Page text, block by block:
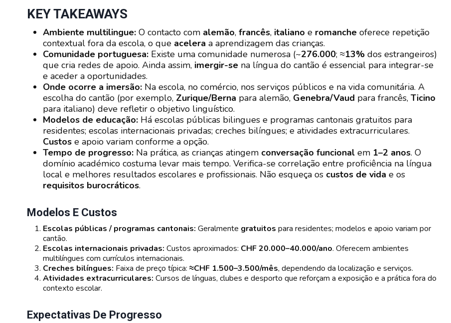
KEY TAKEAWAYS
Ambiente multilingue: O contacto com alemão, francês, italiano e romanche oferece repetição
contextual fora da escola, o que acelera a aprendizagem das crianças.
Comunidade portuguesa: Existe uma comunidade numerosa (~276.000; ≈13% dos estrangeiros)
que cria redes de apoio. Ainda assim, imergir-se na língua do cantão é essencial para integrar-se
e aceder a oportunidades.
Onde ocorre a imersão: Na escola, no comércio, nos serviços públicos e na vida comunitária. A
escolha do cantão (por exemplo, Zurique/Berna para alemão, Genebra/Vaud para francês, Ticino
para italiano) deve refletir o objetivo linguístico.
Modelos de educação: Há escolas públicas bilingues e programas cantonais gratuitos para
residentes; escolas internacionais privadas; creches bilíngues; e atividades extracurriculares.
Custos e apoio variam conforme a opção.
Tempo de progresso: Na prática, as crianças atingem conversação funcional em 1–2 anos. O
domínio académico costuma levar mais tempo. Verifica-se correlação entre proficiência na língua
local e melhores resultados escolares e profissionais. Não esqueça os custos de vida e os
requisitos burocráticos.
Modelos E Custos
Escolas públicas / programas cantonais: Geralmente gratuitos para residentes; modelos e apoio variam por
cantão.
Escolas internacionais privadas: Custos aproximados: CHF 20.000–40.000/ano. Oferecem ambientes
multilíngues com currículos internacionais.
Creches bilíngues: Faixa de preço típica: ≈CHF 1.500–3.500/mês, dependendo da localização e serviços.
Atividades extracurriculares: Cursos de línguas, clubes e desporto que reforçam a exposição e a prática fora do
contexto escolar.
Expectativas De Progresso